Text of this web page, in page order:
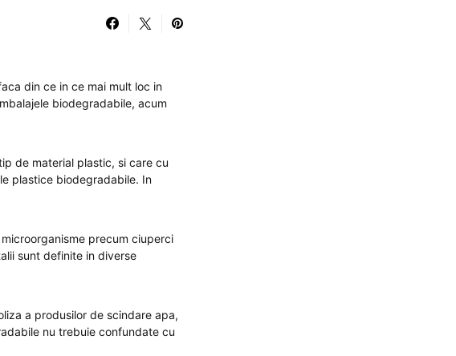
din ce in ce mai mult loc in
biodegradabile, acum
de material plastic, si care cu
plastice biodegradabile. In
precum ciuperci
sunt definite in diverse
a produsilor de scindare apa,
nu trebuie confundate cu